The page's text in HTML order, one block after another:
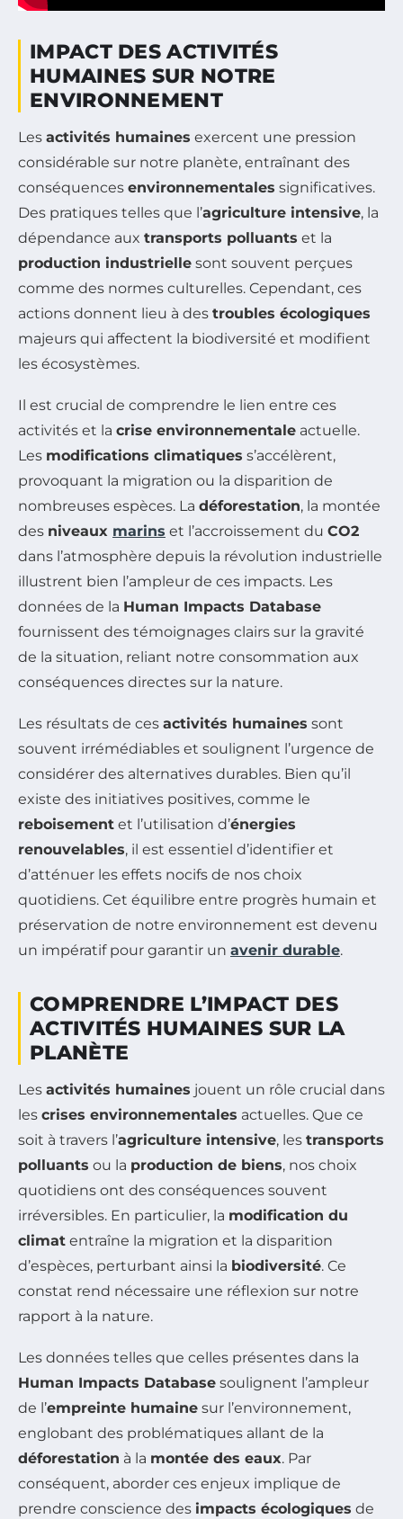
IMPACT DES ACTIVITÉS
HUMAINES SUR NOTRE
ENVIRONNEMENT
Les activités humaines exercent une pression
considérable sur notre planète, entraînant des
conséquences environnementales significatives.
Des pratiques telles que l’agriculture intensive, la
dépendance aux transports polluants et la
production industrielle sont souvent perçues
comme des normes culturelles. Cependant, ces
actions donnent lieu à des troubles écologiques
majeurs qui affectent la biodiversité et modifient
les écosystèmes.
Il est crucial de comprendre le lien entre ces
activités et la crise environnementale actuelle.
Les modifications climatiques s’accélèrent,
provoquant la migration ou la disparition de
nombreuses espèces. La déforestation, la montée
des niveaux marins et l’accroissement du CO2
dans l’atmosphère depuis la révolution industrielle
illustrent bien l’ampleur de ces impacts. Les
données de la Human Impacts Database
fournissent des témoignages clairs sur la gravité
de la situation, reliant notre consommation aux
conséquences directes sur la nature.
Les résultats de ces activités humaines sont
souvent irrémédiables et soulignent l’urgence de
considérer des alternatives durables. Bien qu’il
existe des initiatives positives, comme le
reboisement et l’utilisation d’énergies
renouvelables, il est essentiel d’identifier et
d’atténuer les effets nocifs de nos choix
quotidiens. Cet équilibre entre progrès humain et
préservation de notre environnement est devenu
un impératif pour garantir un avenir durable.
COMPRENDRE L’IMPACT DES
ACTIVITÉS HUMAINES SUR LA
PLANÈTE
Les activités humaines jouent un rôle crucial dans
les crises environnementales actuelles. Que ce
soit à travers l’agriculture intensive, les transports
polluants ou la production de biens, nos choix
quotidiens ont des conséquences souvent
irréversibles. En particulier, la modification du
climat entraîne la migration et la disparition
d’espèces, perturbant ainsi la biodiversité. Ce
constat rend nécessaire une réflexion sur notre
rapport à la nature.
Les données telles que celles présentes dans la
Human Impacts Database soulignent l’ampleur
de l’empreinte humaine sur l’environnement,
englobant des problématiques allant de la
déforestation à la montée des eaux. Par
conséquent, aborder ces enjeux implique de
prendre conscience des impacts écologiques de